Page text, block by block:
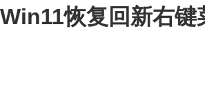
Win11恢复回新右键